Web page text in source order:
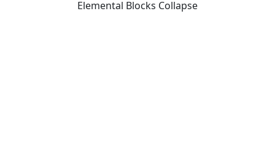
Elemental Blocks Collapse